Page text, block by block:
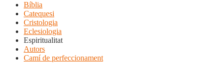
Bíblia
Catequesi
Cristologia
Eclesiologia
Espiritualitat
Autors
Camí de perfeccionament